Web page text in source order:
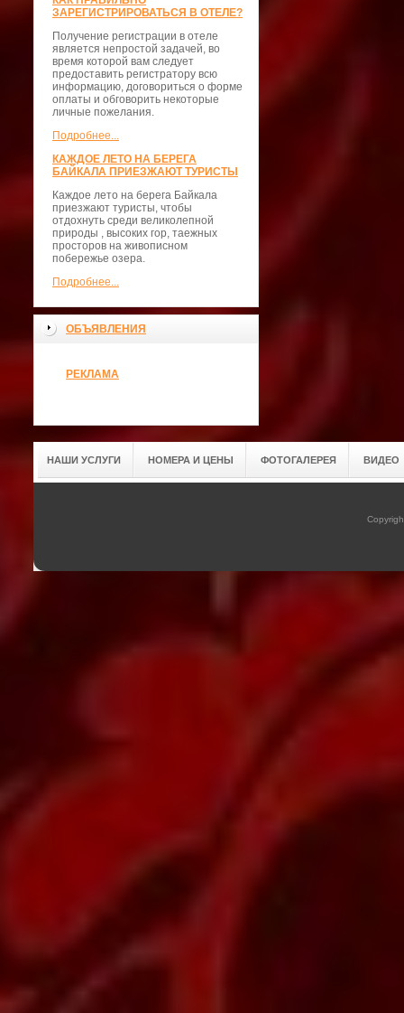
ЗАРЕГИСТРИРОВАТЬСЯ В ОТЕЛЕ?
Получение регистрации в отеле
является непростой задачей, во
время которой вам следует
предоставить регистратору всю
информацию, договориться о форме
оплаты и обговорить некоторые
личные пожелания.
Подробнее...
КАЖДОЕ ЛЕТО НА БЕРЕГА
БАЙКАЛА ПРИЕЗЖАЮТ ТУРИСТЫ
Каждое лето на берега Байкала
приезжают туристы, чтобы
отдохнуть среди великолепной
природы , высоких гор, таежных
просторов на живописном
побережье озера.
Подробнее...
ОБЪЯВЛЕНИЯ
РЕКЛАМА
НАШИ УСЛУГИ НОМЕРА И ЦЕНЫ ФОТОГАЛЕРЕЯ ВИДЕО